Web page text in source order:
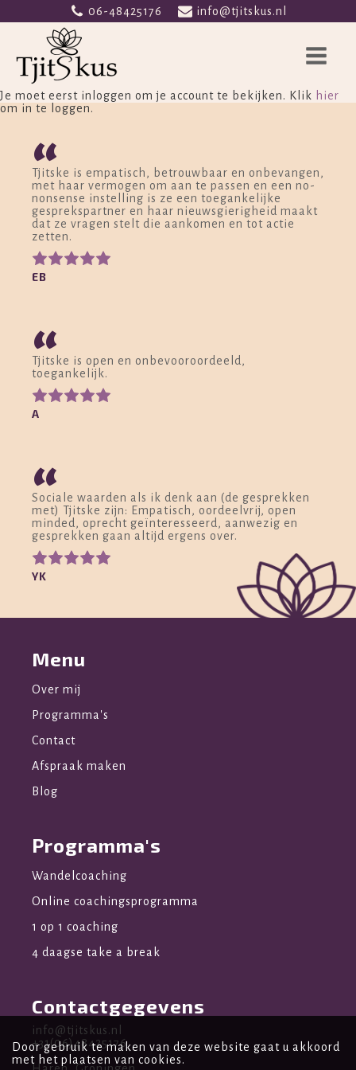
06-48425176 info@tjitskus.nl
Je moet eerst inloggen om je account te bekijken. Klik hier
om in te loggen.
“
Tjitske is empatisch, betrouwbaar en onbevangen,
met haar vermogen om aan te passen en een no-
nonsense instelling is ze een toegankelijke
gesprekspartner en haar nieuwsgierigheid maakt
dat ze vragen stelt die aankomen en tot actie
zetten.
EB
“
Tjitske is open en onbevooroordeeld,
toegankelijk.
A
“
Sociale waarden als ik denk aan (de gesprekken
met) Tjitske zijn: Empatisch, oordeelvrij, open
minded, oprecht geïnteresseerd, aanwezig en
gesprekken gaan altijd ergens over.
YK
Menu
Over mij
Programma's
Contact
Afspraak maken
Blog
Programma's
Wandelcoaching
Online coachingsprogramma
1 op 1 coaching
4 daagse take a break
Contactgegevens
info@tjitskus.nl
+31(06)48425176
Door gebruik te maken van deze website gaat u akkoord
met het plaatsen van cookies.